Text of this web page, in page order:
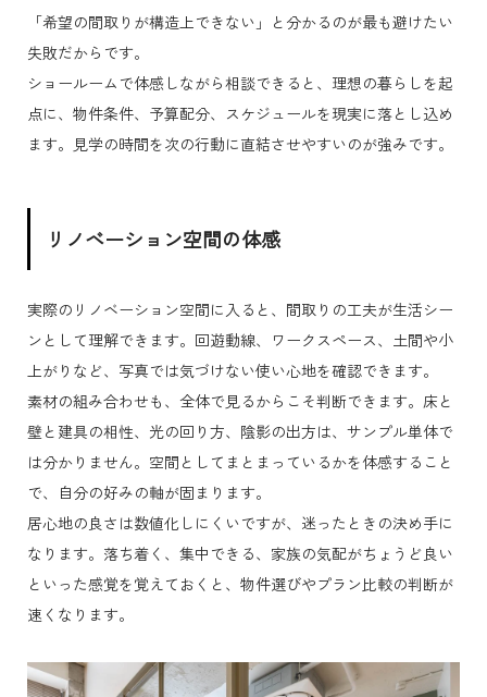
「希望の間取りが構造上できない」と分かるのが最も避けたい
失敗だからです。
ショールームで体感しながら相談できると、理想の暮らしを起
点に、物件条件、予算配分、スケジュールを現実に落とし込め
ます。見学の時間を次の行動に直結させやすいのが強みです。
リノベーション空間の体感
実際のリノベーション空間に入ると、間取りの工夫が生活シー
ンとして理解できます。回遊動線、ワークスペース、土間や小
上がりなど、写真では気づけない使い心地を確認できます。
素材の組み合わせも、全体で見るからこそ判断できます。床と
壁と建具の相性、光の回り方、陰影の出方は、サンプル単体で
は分かりません。空間としてまとまっているかを体感すること
で、自分の好みの軸が固まります。
居心地の良さは数値化しにくいですが、迷ったときの決め手に
なります。落ち着く、集中できる、家族の気配がちょうど良い
といった感覚を覚えておくと、物件選びやプラン比較の判断が
速くなります。